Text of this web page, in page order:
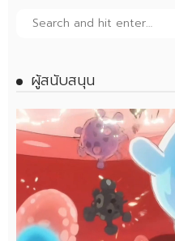
ผู้สนับสนุน